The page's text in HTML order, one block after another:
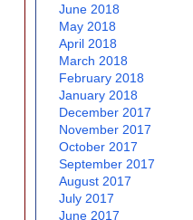
June 2018
May 2018
April 2018
March 2018
February 2018
January 2018
December 2017
November 2017
October 2017
September 2017
August 2017
July 2017
June 2017